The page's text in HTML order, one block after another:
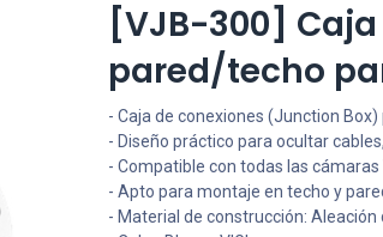
[VJB-300]
pared/techo
- Caja de conexiones (Junction Box)
- Diseño práctico para ocultar
- Compatible con todas las cámaras
- Apto para montaje en techo y
- Material de construcción: Aleación